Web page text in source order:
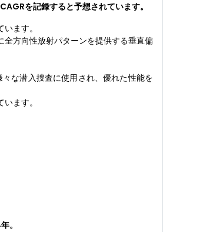
を記録すると予想されています。
ます。
方向性放射パターンを提供する垂直偏
な潜入捜査に使用され、優れた性能を
ます。
。